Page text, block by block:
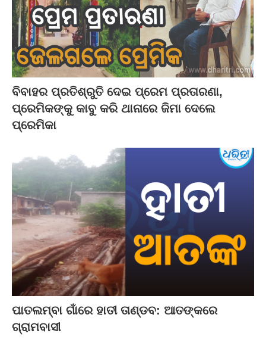
ବିବାହର ପ୍ରତିଶ୍ରୁତି ଦେଇ ପ୍ରେମ ପ୍ରତାରଣା,
ପ୍ରେମିକଙ୍କୁ କାବୁ କରି ଥାନାରେ ଜିମା ଦେଲେ
ପ୍ରେମିକା
ପାତଲମ୍ବା ଗାଁରେ ହାତୀ ତାଣ୍ଡବ: ଆତଙ୍କରେ
ଗ୍ରାମବାସୀ